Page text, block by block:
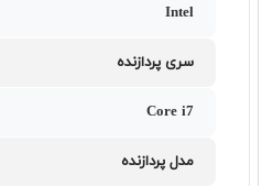
Intel
سری پردازنده
Core i7
مدل پردازنده